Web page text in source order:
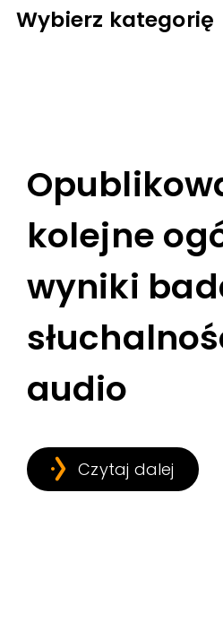
Wybierz kategorię
kolejne
wyniki
audio
Czytaj dalej